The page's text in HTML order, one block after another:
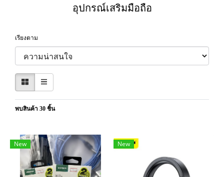
อุปกรณ์เสริมมือถือ
เรียงตาม
พบสินค้า 30 ชิ้น
New New